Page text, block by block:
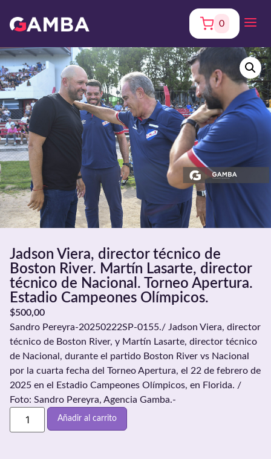
0
Jadson Viera, director técnico de
Boston River. Martín Lasarte, director
técnico de Nacional. Torneo Apertura.
Estadio Campeones Olímpicos.
$500,00
Sandro Pereyra-20250222SP-0155./ Jadson Viera, director
técnico de Boston River, y Martín Lasarte, director técnico
de Nacional, durante el partido Boston River vs Nacional
por la cuarta fecha del Torneo Apertura, el 22 de febrero de
2025 en el Estadio Campeones Olímpicos, en Florida. /
Foto: Sandro Pereyra, Agencia Gamba.-
Añadir al carrito